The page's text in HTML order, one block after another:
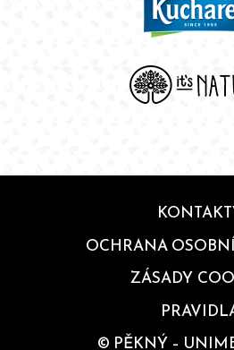
OCHRANA
ZÁSADY
© PĚKNÝ –